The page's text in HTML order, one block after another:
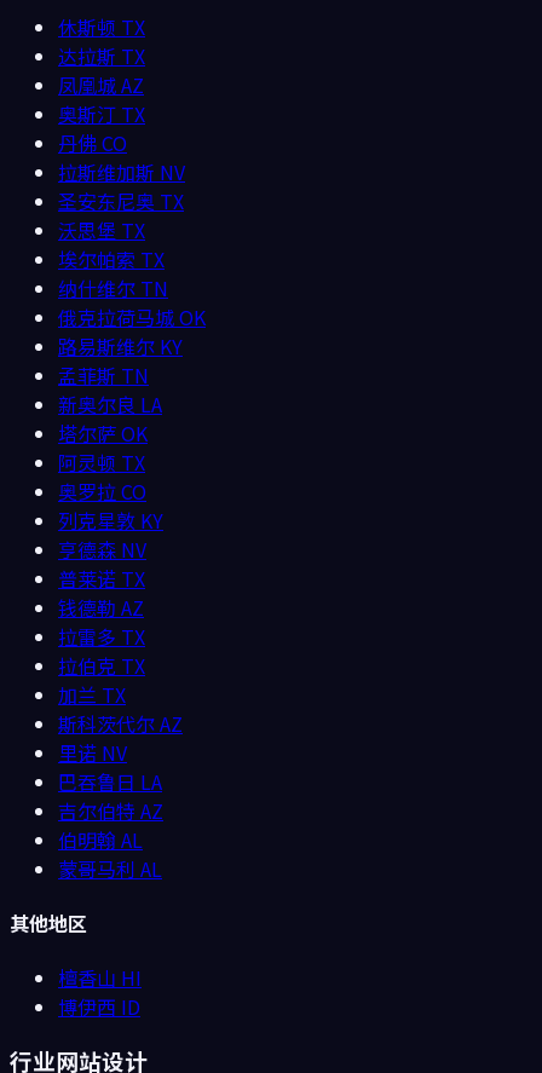
休斯顿 TX
达拉斯 TX
凤凰城AZ
奥斯汀 TX
丹佛CO
拉斯维加斯 NV
圣安东尼奥 TX
沃思堡 TX
埃尔帕索 TX
纳什维尔 TN
俄克拉荷马城OK
路易斯维尔 KY
孟菲斯 TN
新奥尔良 LA
塔尔萨OK
阿灵顿 TX
奥罗拉CO
列克星敦 KY
亨德森 NV
普莱诺 TX
钱德勒 AZ
拉雷多 TX
拉伯克 TX
加兰 TX
斯科茨代尔AZ
里诺 NV
巴吞鲁日 LA
吉尔伯特 AZ
伯明翰 AL
蒙哥马利 AL
其他地区
檀香山 HI
博伊西 ID
行业网站设计